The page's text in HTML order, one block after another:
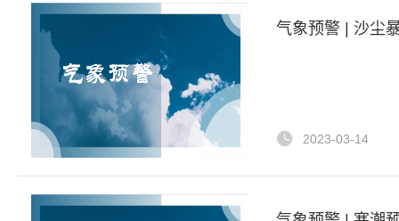
气象预警 | 沙尘
2023-03-14